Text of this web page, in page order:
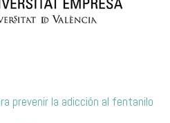
prevenir la adicción al fentanilo